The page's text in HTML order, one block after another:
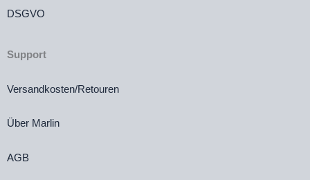
DSGVO
Support
Versandkosten/Retouren
Über Marlin
AGB